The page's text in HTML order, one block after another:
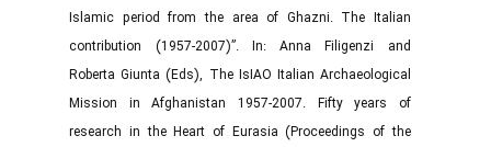
Islamic period from the area of Ghazni. The Italian
contribution (1957-2007)”. In: Anna Filigenzi and
Roberta Giunta (Eds), The IsIAO Italian Archaeological
Mission in Afghanistan 1957-2007. Fifty years of
research in the Heart of Eurasia (Proceedings of the